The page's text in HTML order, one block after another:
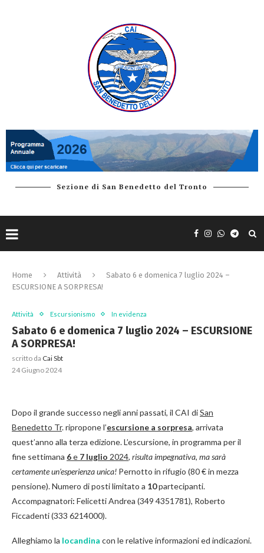
Sezione di San Benedetto del Tronto
Home Attività
Sabato 6 e domenica 7 luglio 2024 –
ESCURSIONE A SORPRESA!
Attività Escursionismo In evidenza
Sabato 6 e domenica 7 luglio 2024 – ESCURSIONE
A SORPRESA!
scritto da Cai Sbt
24 Giugno 2024
Dopo il grande successo negli anni passati, il CAI diSan
Benedetto Tr. ripropone l’escursione a sorpresa, arrivata
quest’anno alla terza edizione. L’escursione, in programma per il
fine settimana 6e 7 luglio 2024, risulta impegnativa, ma sarà
certamente un’esperienza unica! Pernotto in rifugio (80 € in mezza
pensione). Numero di posti limitato a 10partecipanti.
Accompagnatori: Felicetti Andrea (349 4351781), Roberto
Ficcadenti (333 6214000).
Alleghiamo la locandina con le relative informazioni ed indicazioni.